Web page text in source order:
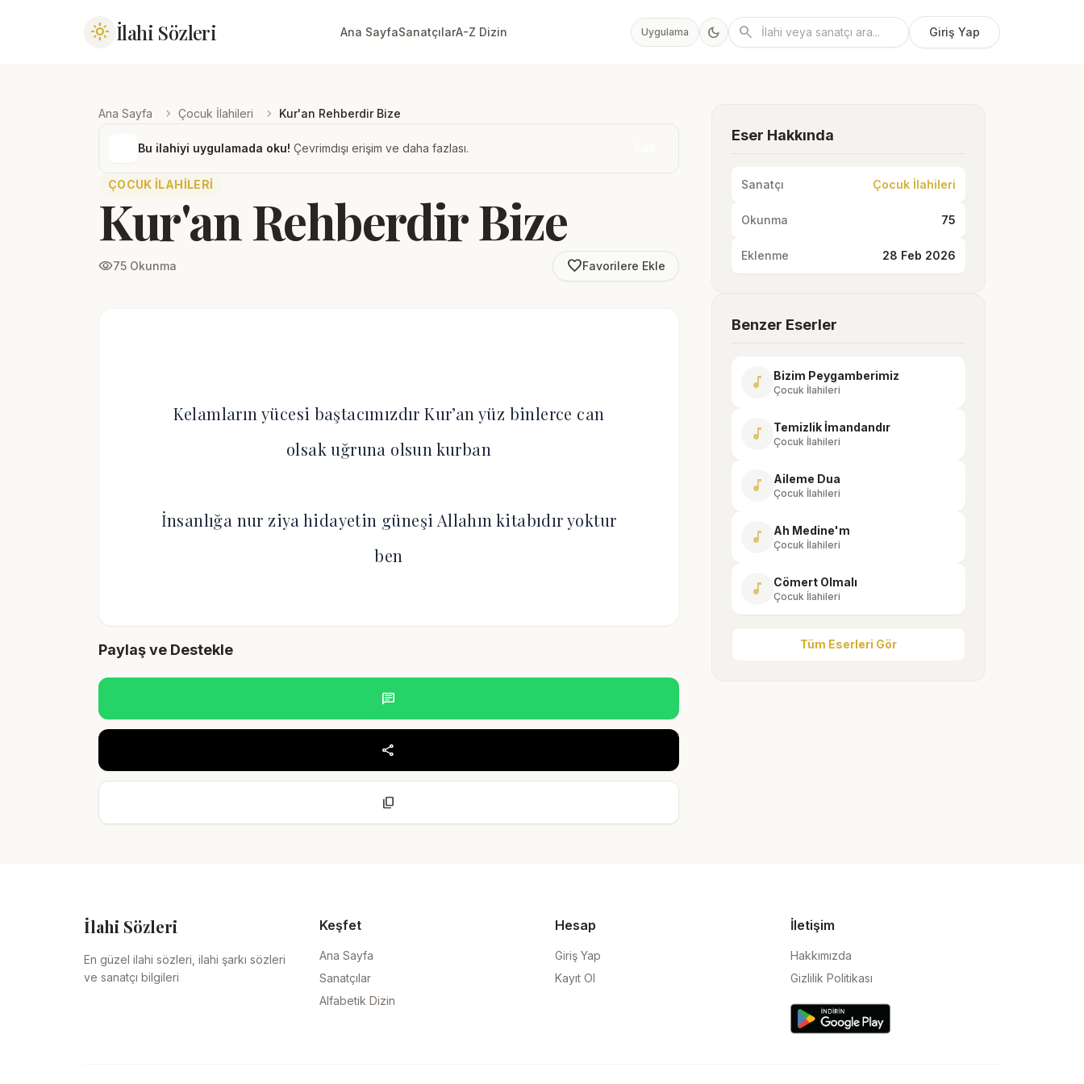
light_mode İlahi Sözleri Ana SayfaSanatçılarA-Z Dizin Uygulama dark_mode search Giriş Yap
Ana Sayfa chevron_right Çocuk İlahileri chevron_right Kur'an Rehberdir Bize
Bu ilahiyi uygulamada oku! Çevrimdışı erişim ve daha fazlası.
ÇOCUK İLAHILERI
Kur'an Rehberdir Bize
visibility75 Okunma favorite_borderFavorilere Ekle
Kelamların yücesi baştacımızdır Kur’an yüz binlerce can
olsak uğruna olsun kurban
İnsanlığa nur ziya hidayetin güneşi Allahın kitabıdır yoktur
ben
Paylaş ve Destekle
chat
share
content_copy
Eser Hakkında
Sanatçı Çocuk İlahileri
Okunma 75
Eklenme 28 Feb 2026
Benzer Eserler
music_note Bizim Peygamberimiz
Çocuk İlahileri
music_note Temizlik İmandandır
Çocuk İlahileri
music_note Aileme Dua
Çocuk İlahileri
music_note Ah Medine'm
Çocuk İlahileri
music_note Cömert Olmalı
Çocuk İlahileri
Tüm Eserleri Gör
İlahi Sözleri
En güzel ilahi sözleri, ilahi şarkı sözleri
ve sanatçı bilgileri
Keşfet
Ana Sayfa
Sanatçılar
Alfabetik Dizin
Hesap
Giriş Yap
Kayıt Ol
İletişim
Hakkımızda
Gizlilik Politikası